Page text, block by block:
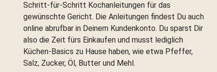
Schritt-für-Schritt Kochanleitungen für das
gewünschte Gericht. Die Anleitungen findest Du auch
online abrufbar in Deinem Kundenkonto. Du sparst Dir
also die Zeit fürs Einkaufen und musst lediglich
Küchen-Basics zu Hause haben, wie etwa Pfeffer,
Salz, Zucker, Öl, Butter und Mehl.